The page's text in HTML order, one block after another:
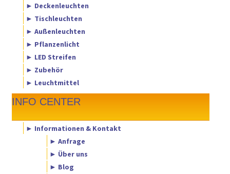
► Deckenleuchten
► Tischleuchten
► Außenleuchten
► Pflanzenlicht
► LED Streifen
► Zubehör
► Leuchtmittel
INFO CENTER
► Informationen & Kontakt
► Anfrage
► Über uns
► Blog